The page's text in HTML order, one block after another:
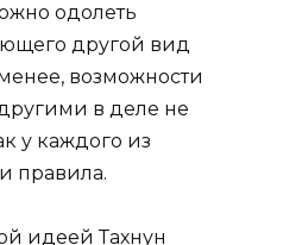
одолеть
другой вид
возможности
в деле не
у каждого из
правила.
идеей Тахнун